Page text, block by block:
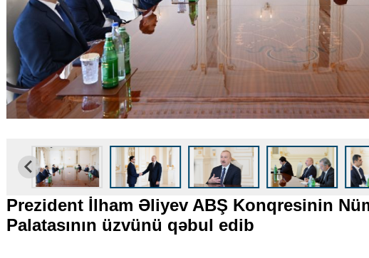
Prezident İlham Əliyev ABŞ Konqresinin
Palatasının üzvünü qəbul edib